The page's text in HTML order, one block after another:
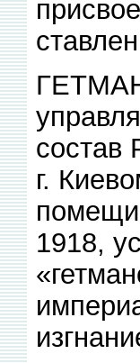
состав
г.
1918,